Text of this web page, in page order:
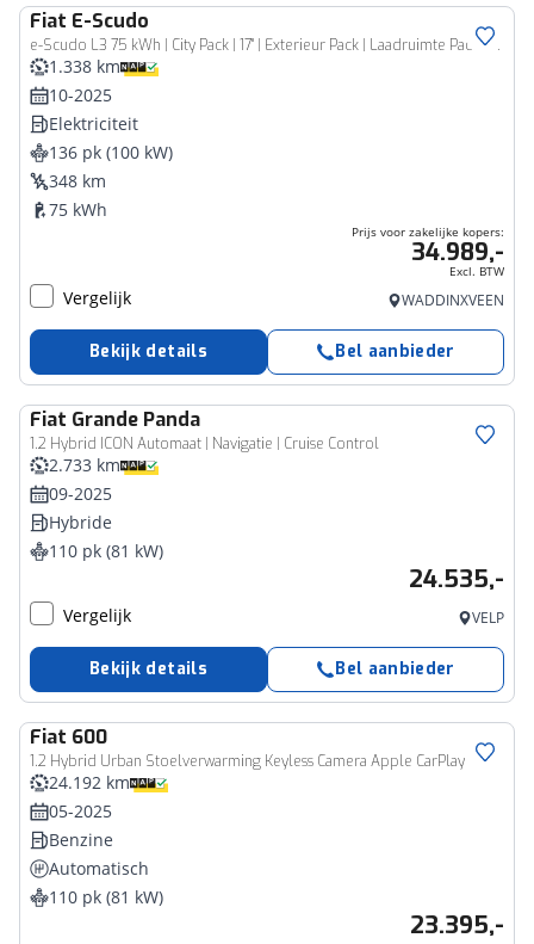
Fiat E-Scudo
e-Scudo L3 75 kWh | City Pack | 17" | Exterieur Pack | Laadruimte Pack | Full LED
Bedrijfswagen
1.338 km
10-2025
Elektriciteit
136 pk (100 kW)
348 km
75 kWh
Prijs voor zakelijke kopers:
34.989,-
Excl. BTW
Vergelijk WADDINXVEEN
Bekijk details Bel aanbieder
Fiat Grande Panda
1.2 Hybrid ICON Automaat | Navigatie | Cruise Control
2.733 km
09-2025
Hybride
110 pk (81 kW)
24.535,-
Vergelijk VELP
Bekijk details Bel aanbieder
Fiat 600
1.2 Hybrid Urban Stoelverwarming Keyless Camera Apple CarPlay
24.192 km
05-2025
Benzine
Automatisch
110 pk (81 kW)
23.395,-